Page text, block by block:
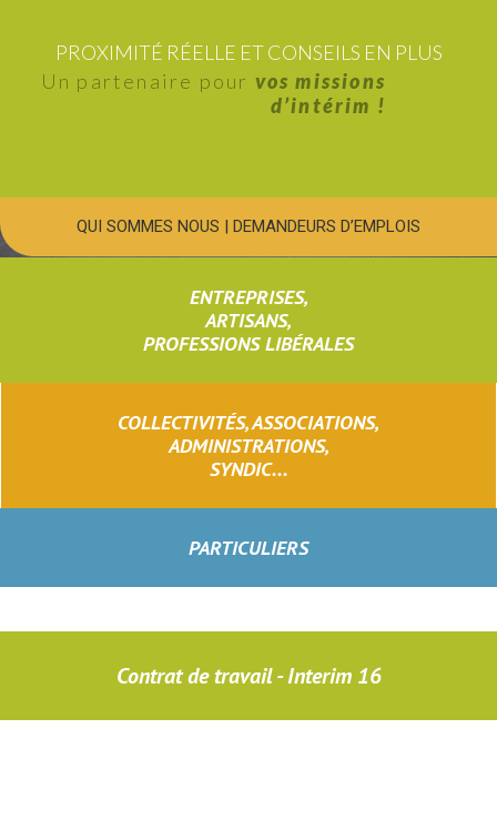
PROXIMITÉ RÉELLE ET CONSEILS EN PLUS
Un partenaire pour vos missions
d’intérim !
QUI SOMMES NOUS | DEMANDEURS D’EMPLOIS
ENTREPRISES,
ARTISANS,
PROFESSIONS LIBÉRALES
COLLECTIVITÉS, ASSOCIATIONS,
ADMINISTRATIONS,
SYNDIC...
PARTICULIERS
Contrat de travail - Interim 16